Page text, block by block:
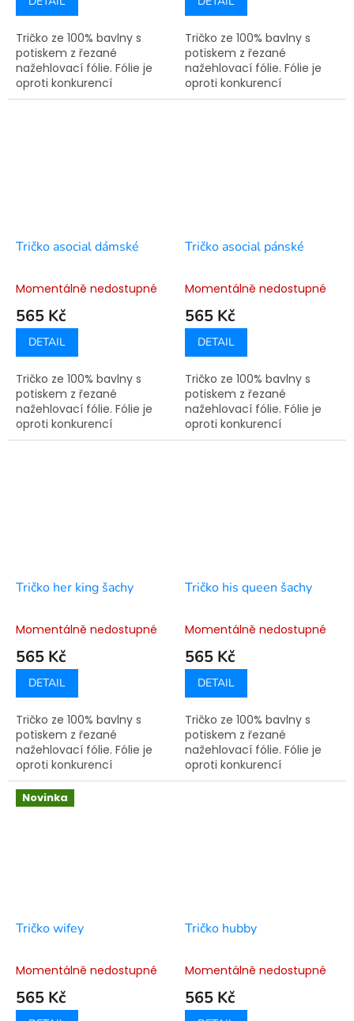
Tričko ze 100% bavlny s
potiskem z řezané
nažehlovací fólie. Fólie je
oproti konkurencí
využívané technologie
Tričko ze 100% bavlny s
potiskem z řezané
nažehlovací fólie. Fólie je
oproti konkurencí
využívané technologie
Tričko asocial dámské
Momentálně nedostupné
565 Kč
DETAIL
Tričko ze 100% bavlny s
potiskem z řezané
nažehlovací fólie. Fólie je
oproti konkurencí
využívané technologie
Tričko asocial pánské
Momentálně nedostupné
565 Kč
DETAIL
Tričko ze 100% bavlny s
potiskem z řezané
nažehlovací fólie. Fólie je
oproti konkurencí
využívané technologie
Tričko her king šachy
Momentálně nedostupné
565 Kč
DETAIL
Tričko ze 100% bavlny s
potiskem z řezané
nažehlovací fólie. Fólie je
oproti konkurencí
využívané technologie
sítotisku pružná a nepraská.
Doba výroby je 7-14
Tričko his queen šachy
Momentálně nedostupné
565 Kč
DETAIL
Tričko ze 100% bavlny s
potiskem z řezané
nažehlovací fólie. Fólie je
oproti konkurencí
využívané technologie
Novinka
Tričko wifey
Momentálně nedostupné
565 Kč
Tričko hubby
Momentálně nedostupné
565 Kč